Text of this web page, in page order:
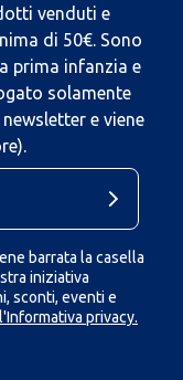
venduti e
di 50€. Sono
prima infanzia e
solamente
e viene
barrata la casella
iniziativa
sconti, eventi e
privacy.